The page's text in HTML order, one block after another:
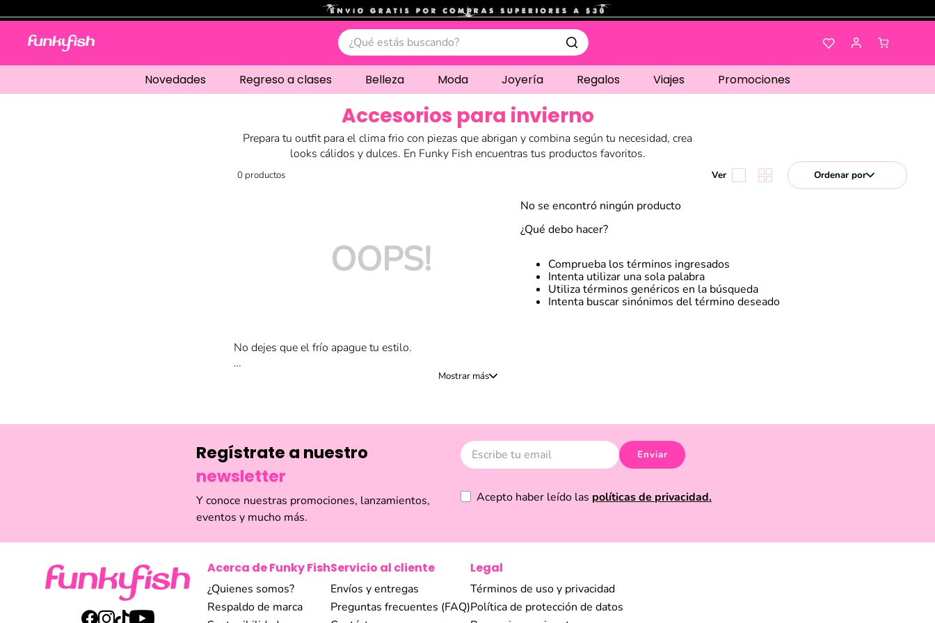
.
¿Qué estás buscando?
Novedades Regreso a clases Belleza Moda Joyería Regalos Viajes Promociones
Accesorios para invierno
Prepara tu outfit para el clima frio con piezas que abrigan y combina según tu necesidad, crea
looks cálidos y dulces. En Funky Fish encuentras tus productos favoritos.
0 productos Ordenar por
OOPS!
No se encontró ningún producto
¿Qué debo hacer?
Comprueba los términos ingresados
Intenta utilizar una sola palabra
Utiliza términos genéricos en la búsqueda
Intenta buscar sinónimos del término deseado
No dejes que el frío apague tu estilo.
Nuestra colección de accesorios de invierno combina la calidez necesaria con las tendencias más juveniles y coloridas.
diseño convertible que te permite usar tu smartphone sin quitártelos.
Además, encuentra el complemento perfecto para abrigarte, como los gorros de lana (mencionados en la categoría anterior), bufandas
y orejeras, diseñados con tejidos suaves y prints divertidos que añaden un toque de color y personalidad a tus outfits de invierno.
¡Aprovecha la entrega el mismo día en Quito y Guayaquil!Aplican términos y condiciones.
Regístrate a nuestro
newsletter
Y conoce nuestras promociones, lanzamientos,
eventos y mucho más.
Enviar
Acepto haber leído las políticas de privacidad.
Acerca de Funky Fish
¿Quienes somos?
Respaldo de marca
Servicio al cliente
Envíos y entregas
Preguntas frecuentes (FAQ)
Legal
Términos de uso y privacidad
Política de protección de datos